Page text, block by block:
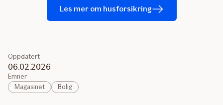
Les mer om husforsikring
Oppdatert
06.02.2026
Emner
Magasinet
Bolig